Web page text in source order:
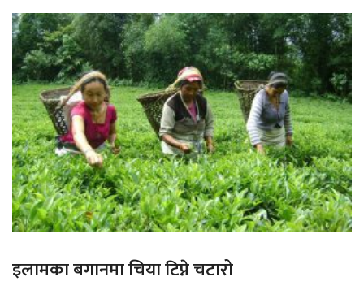
इलामका बगानमा चिया टिप्ने चटारो